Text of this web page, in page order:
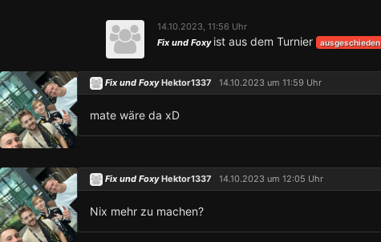
14.10.2023, 11:56 Uhr
Fix und Foxy ist aus dem Turnier ausgeschieden
Fix und FoxyHektor1337 14.10.2023 um 11:59 Uhr
mate wäre da xD
Fix und FoxyHektor1337 14.10.2023 um 12:05 Uhr
Nix mehr zu machen?